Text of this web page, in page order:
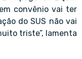
convênio vai ter
do SUS não vai
triste”, lamenta